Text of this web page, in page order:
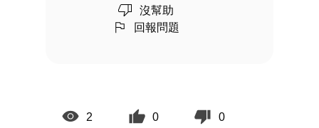
沒幫助
回報問題
2 0 0